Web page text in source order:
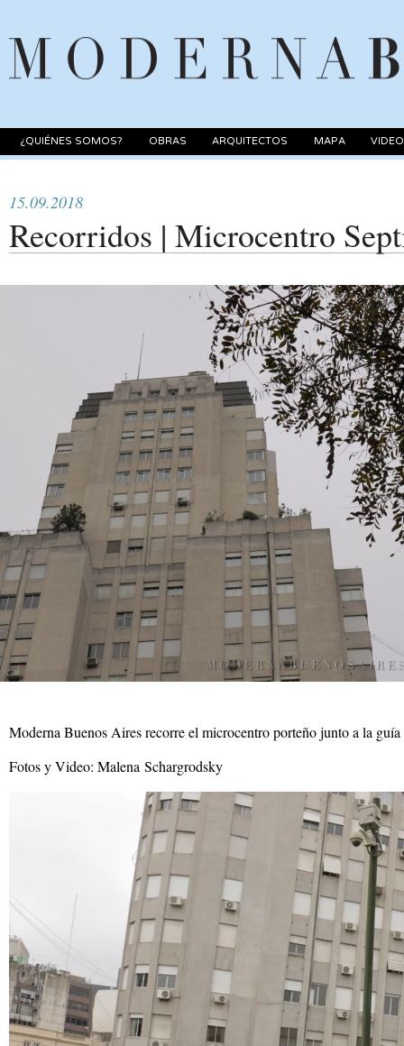
¿QUIÉNES SOMOS? OBRAS ARQUITECTOS MAPA
15.09.2018
Recorridos | Microcentro
Moderna Buenos Aires recorre el microcentro porteño junto a la
Fotos y Video: Malena Schargrodsky